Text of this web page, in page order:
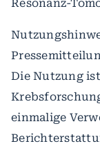
Resonanz-
Die Nutzung
einmalige